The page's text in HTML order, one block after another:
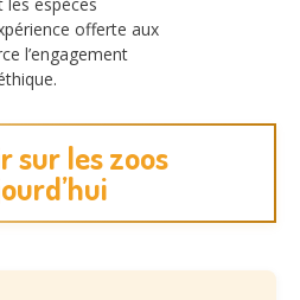
offerte aux
l’engagement
sur les zoos